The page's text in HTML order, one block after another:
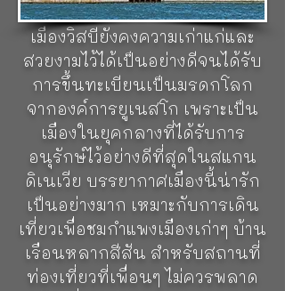
และสวนสวย สถาปัตยกรรมของ
เมืองวิสบียังคงความเก่าแก่และ
สวยงามไว้ได้เป็นอย่างดีจนได้รับ
การขึ้นทะเบียนเป็นมรดกโลก
จากองค์การยูเนสโก เพราะเป็น
เมืองในยุคกลางที่ได้รับการ
อนุรักษ์ไว้อย่างดีที่สุดในสแกน
ดิเนเวีย บรรยากาศเมืองนี้น่ารัก
เป็นอย่างมาก เหมาะกับการเดิน
เที่ยวเพื่อชมกำแพงเมืองเก่าๆ บ้าน
เรือนหลากสีสัน สำหรับสถานที่
ท่องเที่ยวที่เพื่อนๆ ไม่ควรพลาด